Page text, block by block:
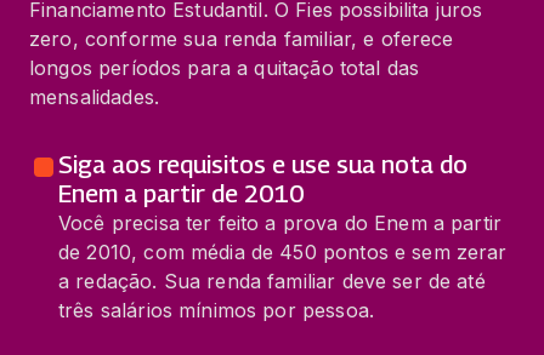
Financiamento Estudantil. O Fies possibilita juros
zero, conforme sua renda familiar, e oferece
longos períodos para a quitação total das
mensalidades.
Siga aos requisitos e use sua nota do
Enem a partir de 2010
Você precisa ter feito a prova do Enem a partir
de 2010, com média de 450 pontos e sem zerar
a redação. Sua renda familiar deve ser de até
três salários mínimos por pessoa.